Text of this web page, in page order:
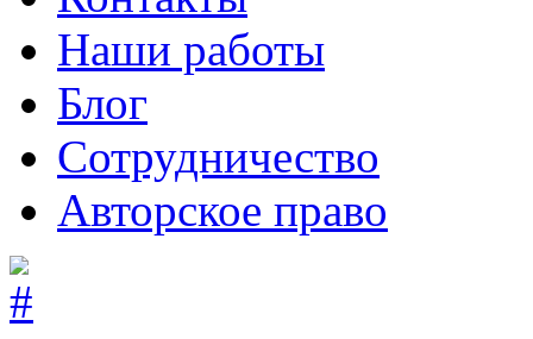
Наши работы
Блог
Сотрудничество
Авторское право